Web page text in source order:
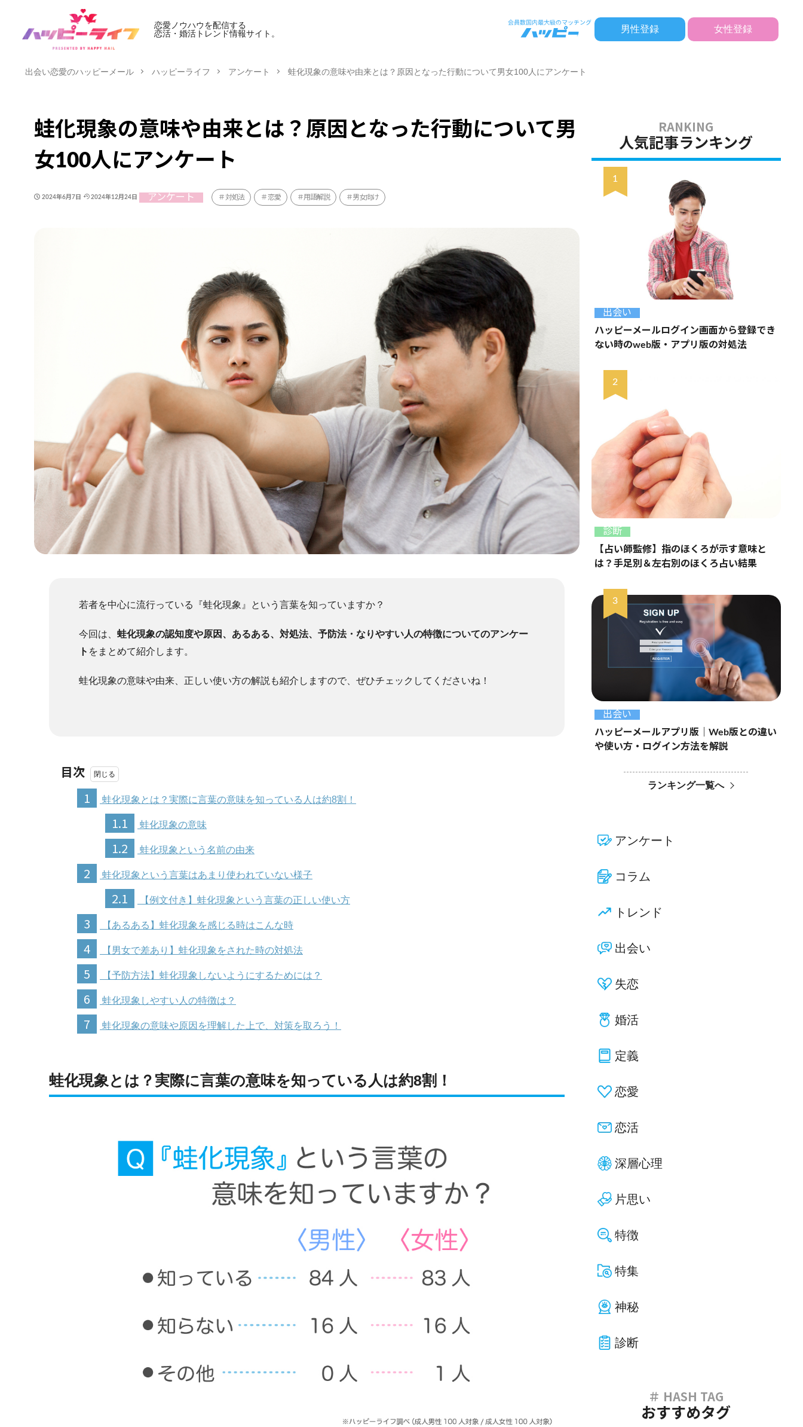
恋愛ノウハウを配信する
恋活・婚活トレンド情報サイト。
男性登録 女性登録
出会い恋愛のハッピーメール ハッピーライフ アンケート 蛙化現象の意味や由来とは？原因となった行動について男女100人にアンケート
蛙化現象の意味や由来とは？原因となった行動について男
女100人にアンケート
2024年6月7日 2024年12月24日 アンケート 対処法 恋愛 用語解説 男女向け
若者を中心に流行っている『蛙化現象』という言葉を知っていますか？
今回は、 蛙化現象の認知度や原因、あるある、対処法、予防法・なりやすい人の特徴についてのアンケー
ト をまとめて紹介します。
蛙化現象の意味や由来、正しい使い方の解説も紹介しますので、ぜひチェックしてくださいね！
目次
1
蛙化現象とは？実際に言葉の意味を知っている人は約8割！
1.1 蛙化現象の意味
1.2 蛙化現象という名前の由来
2 蛙化現象という言葉はあまり使われていない様子
2.1 【例文付き】蛙化現象という言葉の正しい使い方
3 【あるある】蛙化現象を感じる時はこんな時
4 【男女で差あり】蛙化現象をされた時の対処法
5 【予防方法】蛙化現象しないようにするためには？
6 蛙化現象しやすい人の特徴は？
7 蛙化現象の意味や原因を理解した上で、対策を取ろう！
蛙化現象とは？実際に言葉の意味を知っている人は約8割！
人気記事ランキング
出会い
ハッピーメールログイン画面から登録でき
ない時のweb版・アプリ版の対処法
診断
【占い師監修】指のほくろが示す意味と
は？手足別＆左右別のほくろ占い結果
出会い
ハッピーメールアプリ版｜Web版との違い
や使い方・ログイン方法を解説
ランキング一覧へ
アンケート
コラム
トレンド
出会い
失恋
婚活
定義
恋愛
恋活
深層心理
片思い
特徴
特集
神秘
診断
おすすめタグ